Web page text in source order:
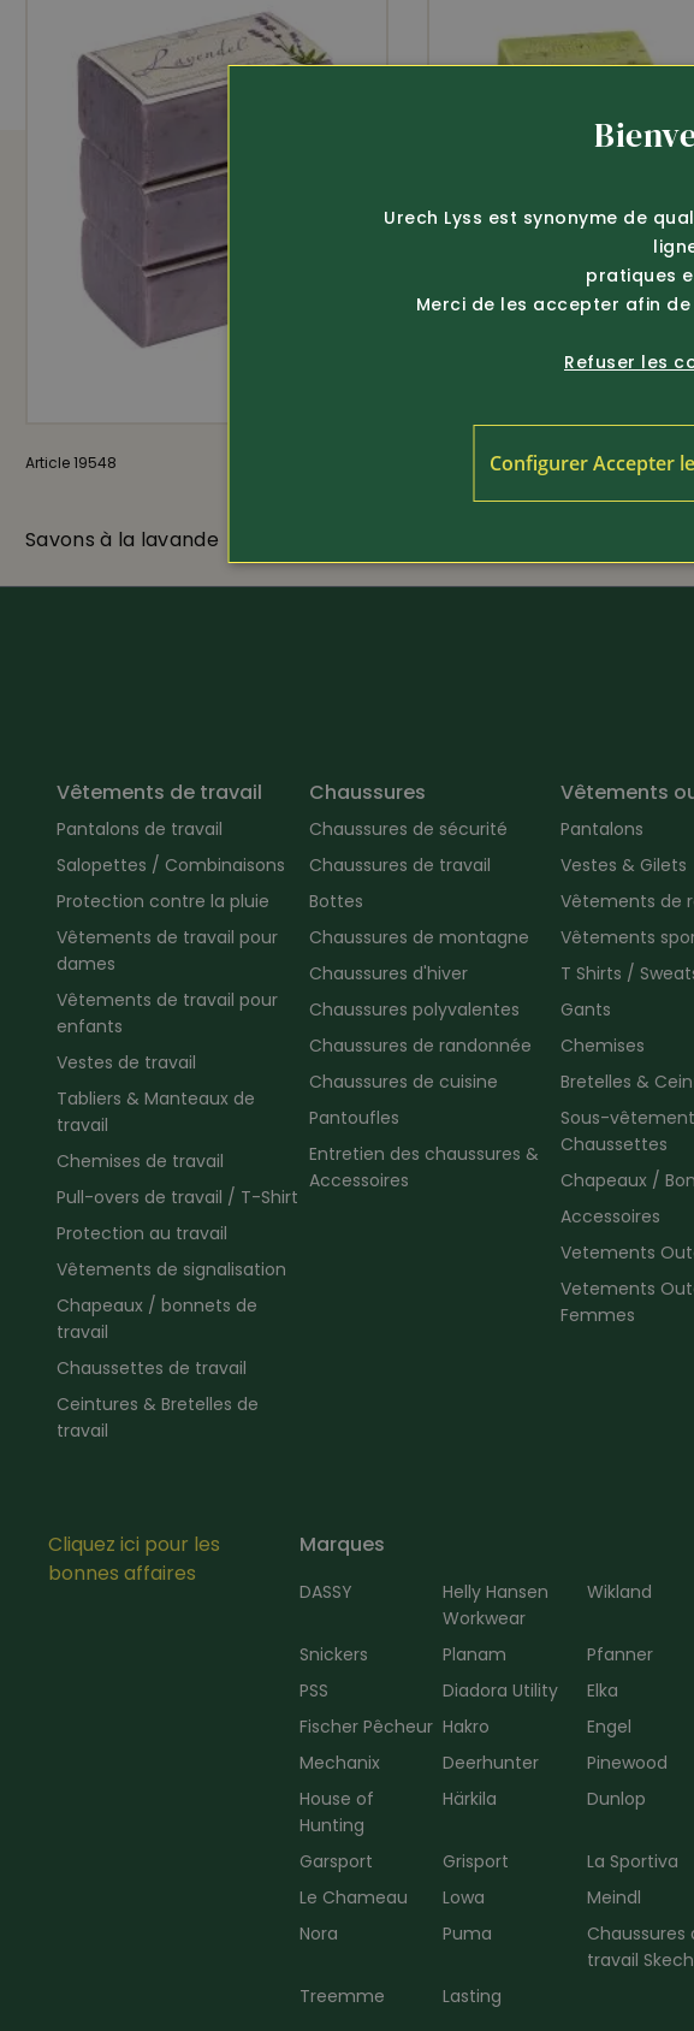
Article 19548
Savons à la lavande
Article 19401
Vêtements de travail
Pantalons de travail
Salopettes / Combinaisons
Protection contre la pluie
Vêtements de travail pour
dames
Vêtements de travail pour
enfants
Vestes de travail
Tabliers & Manteaux de
travail
Chemises de travail
Pull-overs de travail / T-Shirt
Protection au travail
Vêtements de signalisation
Chapeaux / bonnets de
travail
Chaussettes de travail
Ceintures & Bretelles de
travail
Chaussures
Chaussures de sécurité
Chaussures de travail
Bottes
Chaussures de montagne
Chaussures d'hiver
Chaussures polyvalentes
Chaussures de randonnée
Chaussures de cuisine
Pantoufles
Entretien des chaussures &
Accessoires
Vêtements
Pantalons
Vestes & Gilets
Vêtements de
Vêtements
T Shirts /
Gants
Chemises
Bretelles &
Sous-
Chaussettes
Chapeaux /
Accessoires
Vetements
Vetements
Femmes
Cliquez ici pour les
bonnes affaires
Marques
DASSY
Helly Hansen
Workwear
Wikland
Snickers Planam
Pfanner
PSS
Diadora Utility
Elka
Fischer Pêcheur Hakro
Engel
Mechanix
Deerhunter
Pinewood
House of
Hunting
Härkila Dunlop
Garsport Grisport
La Sportiva
Le Chameau
Lowa
Meindl
Nora
Puma
Chaussures
travail
Treemme
Lasting
Urech Lyss est synonyme de
pratiques
Merci de les accepter afin
Refuser les
Configurer Accepter